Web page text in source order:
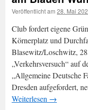
Veröffentlicht am 28. Mai
Club fordert eigene
Körnerplatz und
Blasewitz/Loschwitz,
„Verkehrsversuch“ auf
„Allgemeine Deutsche
Dresden aufgefordert,
Weiterlesen →